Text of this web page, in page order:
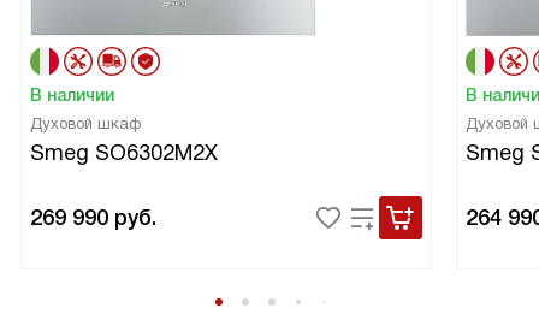
В наличии
Духовой шкаф
Smeg SO6302M2X
269 990 руб.
В
Духовой
Smeg
264